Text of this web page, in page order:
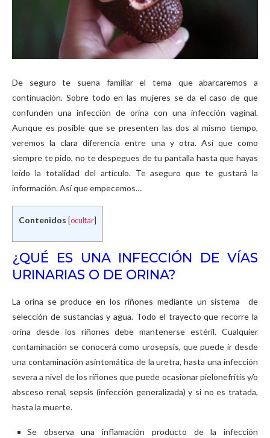
De seguro te suena familiar el tema que abarcaremos a
continuación. Sobre todo en las mujeres se da el caso de que
confunden una infección de orina con una infección vaginal.
Aunque es posible que se presenten las dos al mismo tiempo,
veremos la clara diferencia entre una y otra. Así que como
siempre te pido, no te despegues de tu pantalla hasta que hayas
leído la totalidad del artículo. Te aseguro que te gustará la
información. Así que empecemos…
Contenidos ocultar
¿QUÉ ES UNA INFECCIÓN DE VÍAS
URINARIAS O DE ORINA?
La orina se produce en los riñones mediante un sistema de
selección de sustancias y agua. Todo el trayecto que recorre la
orina desde los riñones debe mantenerse estéril. Cualquier
contaminación se conocerá como urosepsis, que puede ir desde
una contaminación asintomática de la uretra, hasta una infección
severa a nivel de los riñones que puede ocasionar pielonefritis y/o
absceso renal, sepsis (infección generalizada) y si no es tratada,
hasta la muerte.
Se observa una inflamación producto de la infección